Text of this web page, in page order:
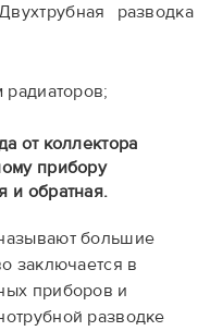
разводка
от коллектора
прибору
и обратная.
большие
заключается в
приборов и
разводке